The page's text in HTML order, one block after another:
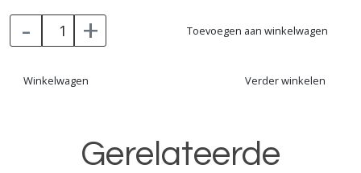
- + Toevoegen aan winkelwagen
Winkelwagen Verder winkelen
Gerelateerde